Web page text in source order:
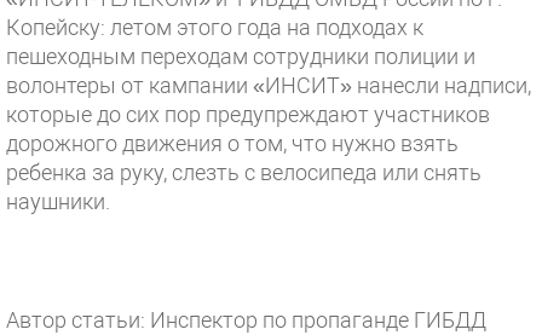
Копейску: летом этого года на подходах к
пешеходным переходам сотрудники полиции и
волонтеры от кампании «ИНСИТ» нанесли надписи,
которые до сих пор предупреждают участников
дорожного движения о том, что нужно взять
ребенка за руку, слезть с велосипеда или снять
наушники.
Автор статьи: Инспектор по пропаганде ГИБДД